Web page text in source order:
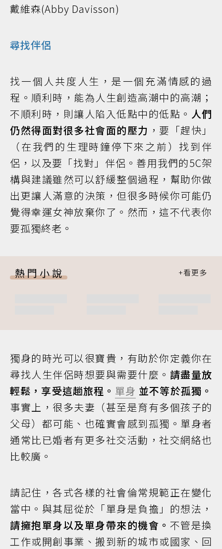
戴維森(Abby Davisson)
尋找伴侶
找一個人共度人生，是一個充滿情感的過
程。順利時，能為人生創造高潮中的高潮；
不順利時，則讓人陷入低點中的低點。 人們
仍然得面對很多社會面的壓力 ，要「趕快」
（在我們的生理時鐘停下來之前）找到伴
侶，以及要「找對」伴侶。善用我們的5C架
構與建議雖然可以舒緩整個過程，幫助你做
出更讓人滿意的決策，但很多時候你可能仍
覺得幸運女神放棄你了。然而，這不代表你
要孤獨終老。
熱門小說
獨身的時光可以很寶貴，有助於你定義你在
尋找人生伴侶時想要與需要什麼。 請盡量放
輕鬆，享受這趟旅程。 單身 並不等於孤獨。
事實上，很多夫妻（甚至是育有多個孩子的
父母）都可能、也確實會感到孤獨。單身者
通常比已婚者有更多社交活動，社交網絡也
比較廣。
請記住，各式各樣的社會倫常規範正在變化
當中。與其屈從於「單身是負擔」的想法，
請擁抱單身以及單身帶來的機會。 不管是換
工作或開創事業、搬到新的城市或國家、回